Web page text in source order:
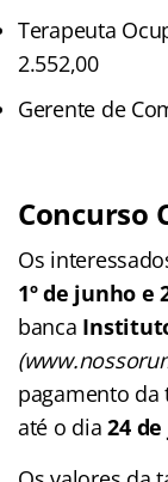
Terapeuta
2.552,00
Gerente de
Concurso
Os
1º de junho e
banca
pagamento da
até o dia24